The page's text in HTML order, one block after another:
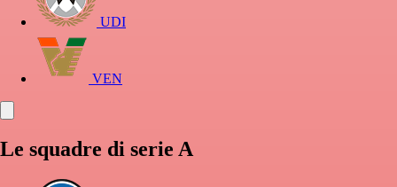
UDI
VEN
Le squadre di serie A